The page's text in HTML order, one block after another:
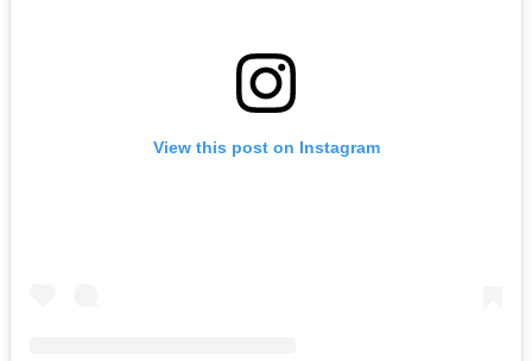
View this post on Instagram